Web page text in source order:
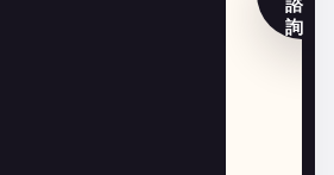
諮
詢